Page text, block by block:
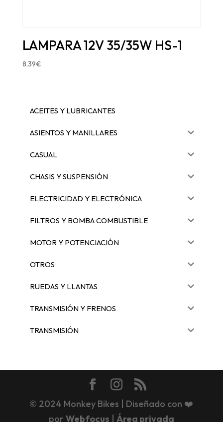
LAMPARA 12V 35/35W HS-1
8,39€
ACEITES Y LUBRICANTES
ASIENTOS Y MANILLARES
CASUAL
CHASIS Y SUSPENSIÓN
ELECTRICIDAD Y ELECTRÓNICA
FILTROS Y BOMBA COMBUSTIBLE
MOTOR Y POTENCIACIÓN
OTROS
RUEDAS Y LLANTAS
TRANSMISIÓN Y FRENOS
TRANSMISIÓN
© 2024 Monkey Bikes | Diseñado con ❤️
por Webfocus Área privada